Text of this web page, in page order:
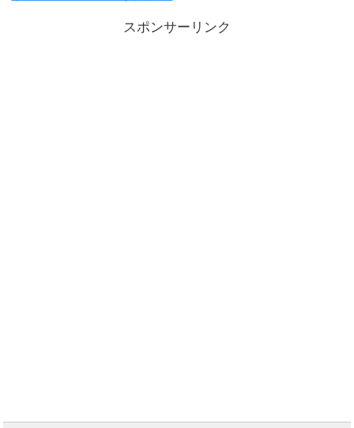
スポンサーリンク